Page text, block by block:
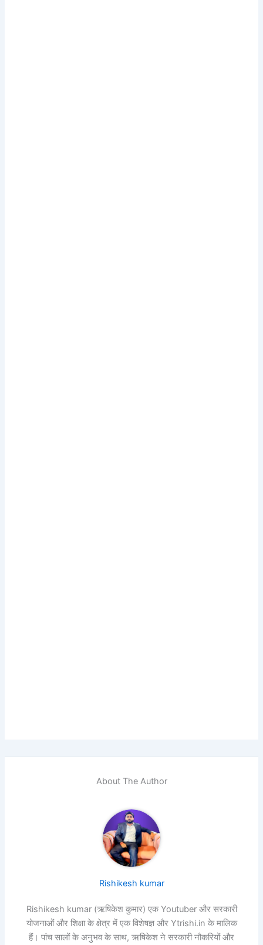
About The Author
Rishikesh kumar
Rishikesh kumar (ऋषिकेश कुमार) एक Youtuber और सरकारी
योजनाओं और शिक्षा के क्षेत्र में एक विशेषज्ञ और Ytrishi.in के मालिक
हैं। पांच सालों के अनुभव के साथ, ऋषिकेश ने सरकारी नौकरियों और